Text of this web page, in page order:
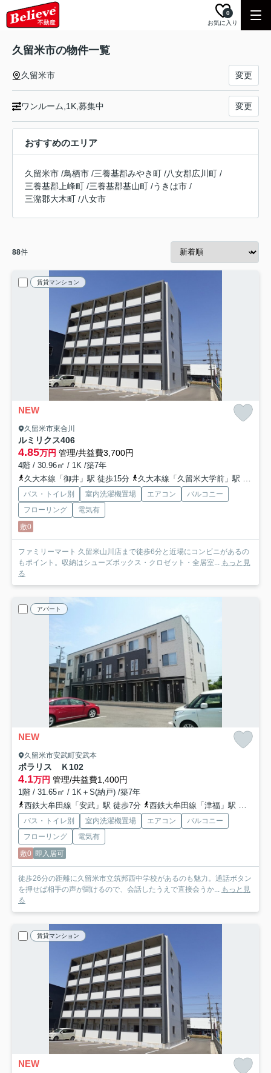
お気に入り
0
久留米市の物件一覧
久留米市 変更
ワンルーム,1K,募集中 変更
おすすめのエリア
久留米市 /鳥栖市 /三養基郡みやき町 /八女郡広川町 /
三養基郡上峰町 /三養基郡基山町 /うきは市 /
三潴郡大木町 /八女市
88件
賃貸マンション
NEW
久留米市東合川
ルミリクス406
4.85万円 管理/共益費3,700円
4階 / 30.96㎡ / 1K /築7年
久大本線「御井」駅 徒歩15分
久大本線「久留米大学前」駅 徒歩26分
バス・トイレ別 室内洗濯機置場 エアコン
バルコニー
フローリング
電気有
敷0
ファミリーマート 久留米山川店まで徒歩6分と近場にコンビニがあるの
もポイント。収納はシューズボックス・クロゼット・全居室... もっと見
る
アパート
NEW
久留米市安武町安武本
ポラリス Ｋ 102
4.1万円 管理/共益費1,400円
1階 / 31.65㎡ / 1K＋S(納戸) /築7年
西鉄大牟田線「安武」駅 徒歩7分
西鉄大牟田線「津福」駅 徒歩15分
バス・トイレ別 室内洗濯機置場 エアコン
バルコニー
フローリング
電気有
敷0 即入居可
徒歩26分の距離に久留米市立筑邦西中学校があるのも魅力。通話ボタン
を押せば相手の声が聞けるので、会話したうえで直接会うか... もっと見
る
賃貸マンション
NEW